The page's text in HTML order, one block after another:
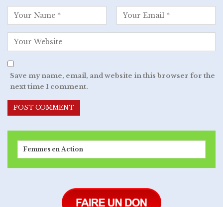
Save my name, email, and website in this browser for the
next time I comment.
Femmes en Action